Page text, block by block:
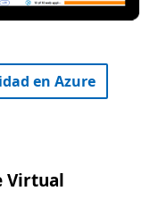
en Azure
Virtual